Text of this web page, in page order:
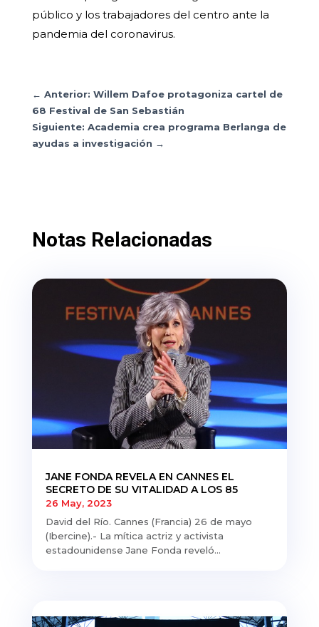
público y los trabajadores del centro ante la
pandemia del coronavirus.
← Anterior: Willem Dafoe protagoniza cartel de
68 Festival de San Sebastián
Siguiente: Academia crea programa Berlanga de
ayudas a investigación →
Notas Relacionadas
JANE FONDA REVELA EN CANNES EL
SECRETO DE SU VITALIDAD A LOS 85
26 May, 2023
David del Río. Cannes (Francia) 26 de mayo
(Ibercine).- La mítica actriz y activista
estadounidense Jane Fonda reveló...